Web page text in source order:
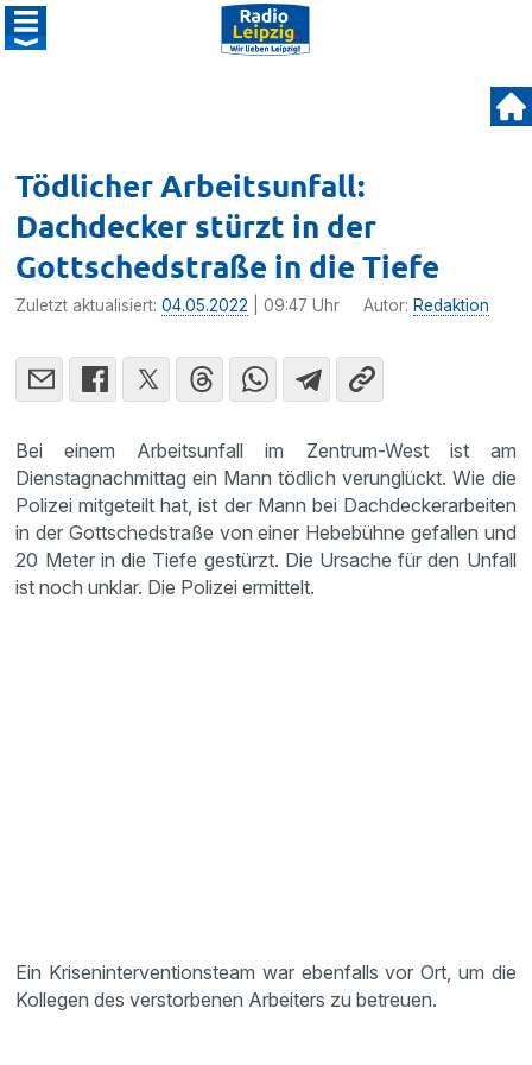
Tödlicher Arbeitsunfall:
Dachdecker stürzt in der
Gottschedstraße in die Tiefe
Zuletzt aktualisiert:04.05.2022 | 09:47 Uhr Autor: Redaktion
Bei einem Arbeitsunfall im Zentrum-West ist am
Dienstagnachmittag ein Mann tödlich verunglückt. Wie die
Polizei mitgeteilt hat, ist der Mann bei Dachdeckerarbeiten
in der Gottschedstraße von einer Hebebühne gefallen und
20 Meter in die Tiefe gestürzt. Die Ursache für den Unfall
ist noch unklar. Die Polizei ermittelt.
Ein Kriseninterventionsteam war ebenfalls vor Ort, um die
Kollegen des verstorbenen Arbeiters zu betreuen.